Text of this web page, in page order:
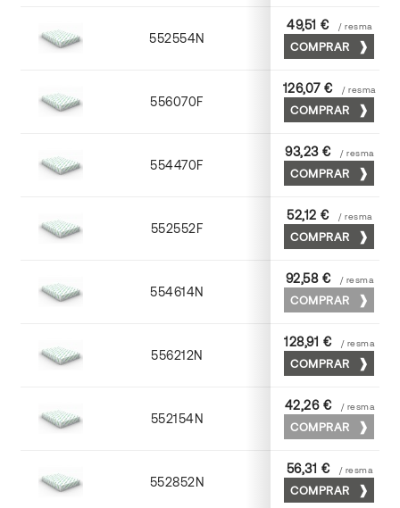
552554N 52 x 70
49,51 € / resma
COMPRAR
556070F 70 x 100
126,07 € / resma
COMPRAR
554470F 70 x 100
93,23 € / resma
COMPRAR
552552F 52 x 70
52,12 € / resma
COMPRAR
554614N 72 x 102
92,58 € / resma
COMPRAR
556212N 72 x 102
128,91 € / resma
COMPRAR
552154N 52 x 70
42,26 € / resma
COMPRAR
552852N 52 x 70
56,31 € / resma
COMPRAR